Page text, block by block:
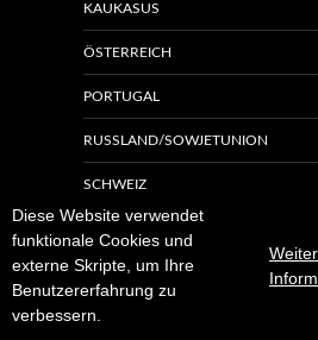
Diese Website verwendet
funktionale Cookies und
externe Skripte, um Ihre
Benutzererfahrung zu
verbessern.
KAUKASUS
ÖSTERREICH
PORTUGAL
RUSSLAND/SOWJETUNION
SCHWEIZ
TSCHECHIEN UND SLOWAKEI
UNGARN